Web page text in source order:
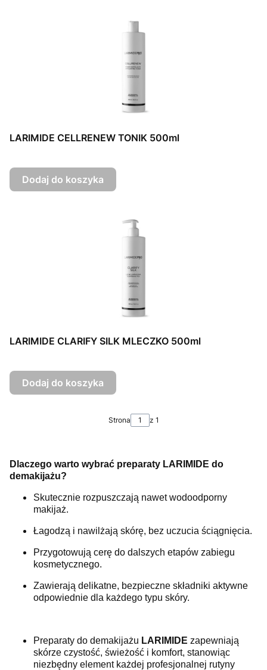
LARIMIDE CELLRENEW TONIK 500ml
Dodaj do koszyka
LARIMIDE CLARIFY SILK MLECZKO 500ml
Dodaj do koszyka
Strona z 1
Dlaczego warto wybrać preparaty LARIMIDE do
demakijażu?
Skutecznie rozpuszczają nawet wodoodporny
makijaż.
Łagodzą i nawilżają skórę, bez uczucia ściągnięcia.
Przygotowują cerę do dalszych etapów zabiegu
kosmetycznego.
Zawierają delikatne, bezpieczne składniki aktywne
odpowiednie dla każdego typu skóry.
Preparaty do demakijażu LARIMIDE zapewniają
skórze czystość, świeżość i komfort, stanowiąc
niezbędny element każdej profesjonalnej rutyny